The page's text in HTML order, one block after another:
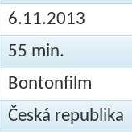
6.11.2013
55 min.
Bontonfilm
Česká republika